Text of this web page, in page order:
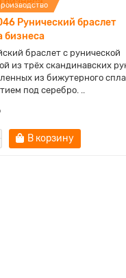
Рунический браслет
бизнеса
браслет с рунической
из трёх скандинавских
из бижутерного
под серебро. ..
В корзину